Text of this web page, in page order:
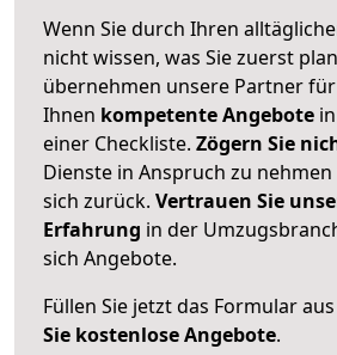
Wenn Sie durch Ihren
nicht wissen, was Sie zuerst
übernehmen unsere Partner
Ihnen kompetente Angebote
einer Checkliste. Zögern Sie
Dienste in Anspruch zu
sich zurück. Vertrauen Sie
Erfahrung in der
sich Angebote.
Füllen Sie jetzt das Formular
Sie kostenlose Angebote.